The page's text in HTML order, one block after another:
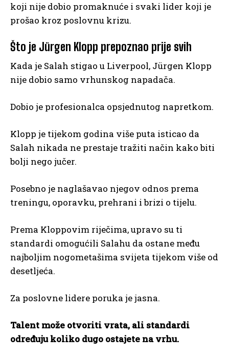
koji nije dobio promaknuće i svaki lider koji je
prošao kroz poslovnu krizu.
Što je Jürgen Klopp prepoznao prije svih
Kada je Salah stigao u Liverpool, Jürgen Klopp
nije dobio samo vrhunskog napadača.
Dobio je profesionalca opsjednutog napretkom.
Klopp je tijekom godina više puta isticao da
Salah nikada ne prestaje tražiti način kako biti
bolji nego jučer.
Posebno je naglašavao njegov odnos prema
treningu, oporavku, prehrani i brizi o tijelu.
Prema Kloppovim riječima, upravo su ti
standardi omogućili Salahu da ostane među
najboljim nogometašima svijeta tijekom više od
desetljeća.
Za poslovne lidere poruka je jasna.
Talent može otvoriti vrata, ali standardi
određuju koliko dugo ostajete na vrhu.